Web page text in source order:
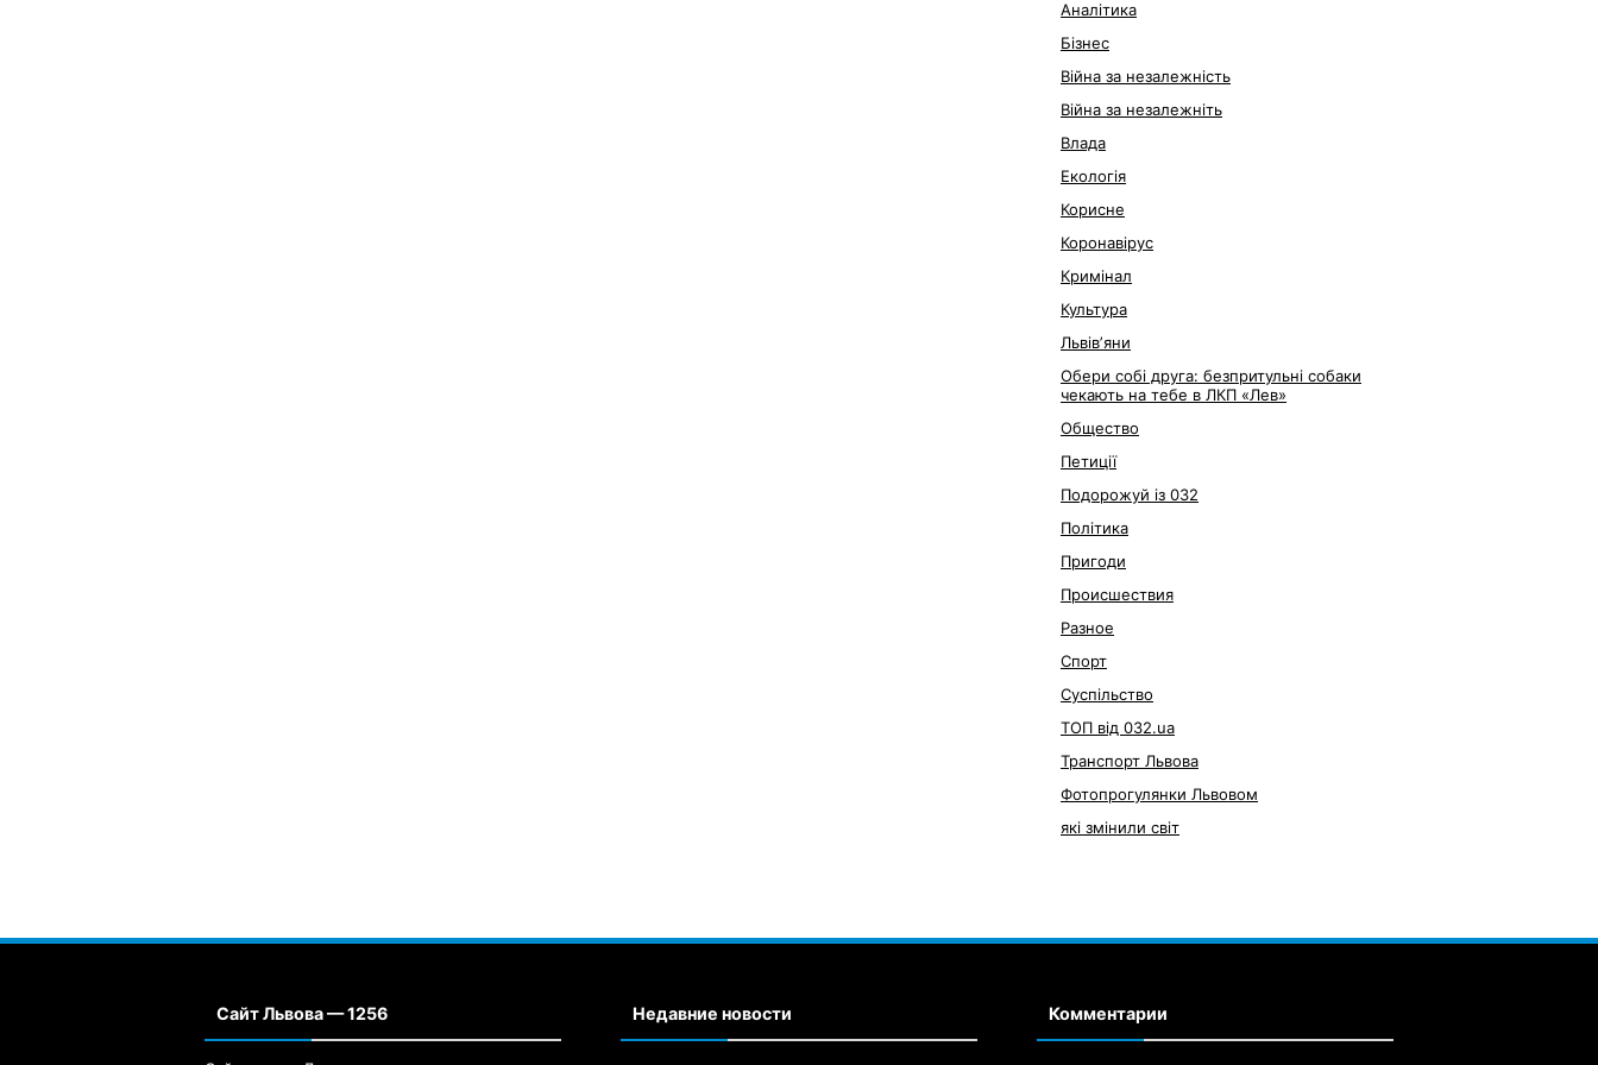
Аналітика
Бізнес
Війна за незалежність
Війна за незалежніть
Влада
Екологія
Корисне
Коронавірус
Кримінал
Культура
Львівʼяни
Обери собі друга: безпритульні собаки
чекають на тебе в ЛКП «Лев»
Общество
Петиції
Подорожуй із 032
Політика
Пригоди
Происшествия
Разное
Спорт
Суспільство
ТОП від 032.ua
Транспорт Львова
Фотопрогулянки Львовом
які змінили світ
Сайт Львова — 1256 Недавние новости Комментарии